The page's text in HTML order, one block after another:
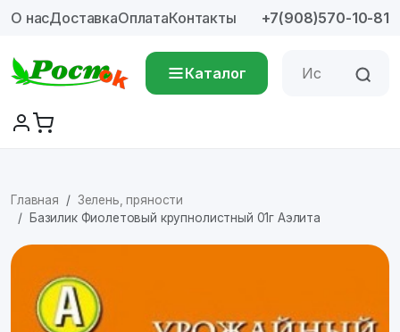
О насДоставкаОплатаКонтакты +7(908)570-10-81
Каталог
Главная
Зелень, пряности
Базилик Фиолетовый крупнолистный 01г Аэлита